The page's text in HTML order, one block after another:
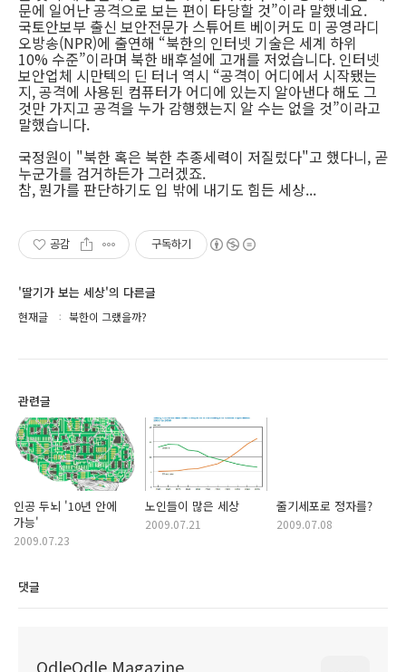
문에 일어난 공격으로 보는 편이 타당할 것”이라 말했네요.
국토안보부 출신 보안전문가 스튜어트 베이커도 미 공영라디
오방송(NPR)에 출연해 “북한의 인터넷 기술은 세계 하위
10% 수준”이라며 북한 배후설에 고개를 저었습니다. 인터넷
보안업체 시만텍의 딘 터너 역시 “공격이 어디에서 시작됐는
지, 공격에 사용된 컴퓨터가 어디에 있는지 알아낸다 해도 그
것만 가지고 공격을 누가 감행했는지 알 수는 없을 것”이라고
말했습니다.
국정원이 "북한 혹은 북한 추종세력이 저질렀다"고 했다니, 곧
누군가를 검거하든가 그러겠죠.
참, 뭔가를 판단하기도 입 밖에 내기도 힘든 세상...
공감 구독하기
'딸기가 보는 세상'의 다른글
현재글 북한이 그랬을까?
관련글
인공 두뇌 '10년 안에
가능'
2009.07.23
노인들이 많은 세상
2009.07.21
줄기세포로 정자를?
2009.07.08
댓글
OdleOdle Magazine